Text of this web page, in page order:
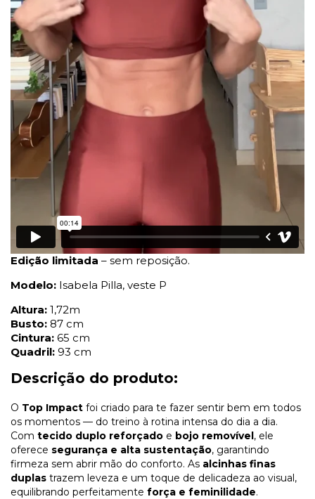
Edição limitada – sem reposição.
Modelo: Isabela Pilla, veste P
Altura: 1,72m
Busto: 87 cm
Cintura: 65 cm
Quadril: 93 cm
Descrição do produto:
O Top Impact foi criado para te fazer sentir bem em todos
os momentos — do treino à rotina intensa do dia a dia.
Com tecido duplo reforçado e bojo removível, ele
oferece segurança e alta sustentação, garantindo
firmeza sem abrir mão do conforto. As alcinhas finas
duplas trazem leveza e um toque de delicadeza ao visual,
equilibrando perfeitamente força e feminilidade.